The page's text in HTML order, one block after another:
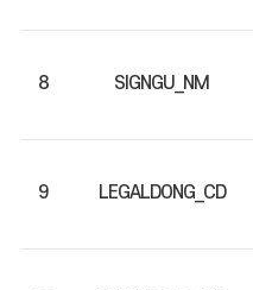
8 SIGNGU_NM
9 LEGALDONG_CD